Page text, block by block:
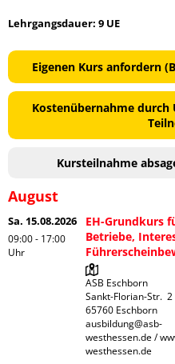
Lehrgangsdauer: 9 UE
Eigenen Kurs anfordern
Kostenübernahme durch
Kursteilnahme
August
Sa. 15.08.2026
09:00 - 17:00
Uhr
EH-Grundkurs
Betriebe,
ASB Eschborn
Sankt-Florian-Str.  2
65760 Eschborn
ausbildung@asb-
westhessen.de /
westhessen.de